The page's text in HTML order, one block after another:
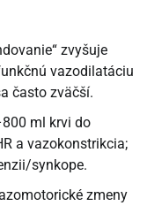
zvyšuje
vazodilatáciu
často zväčší.
ml krvi do
a vazokonstrikcia;
synkope.
zmeny